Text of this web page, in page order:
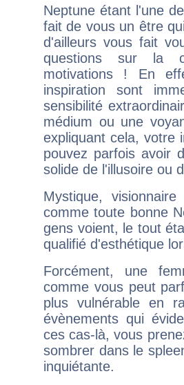
Neptune étant l'une
fait de vous un être
d'ailleurs vous fait
questions sur la
motivations ! En
inspiration sont
sensibilité
médium ou une
expliquant cela, votre
pouvez parfois avoir
solide de l'illusoire ou
Mystique,
comme toute bonne
gens voient, le tout
qualifié d'esthétique
Forcément, une
comme vous peut
plus vulnérable en
évènements qui
ces cas-là, vous
sombrer dans le
inquiétante.